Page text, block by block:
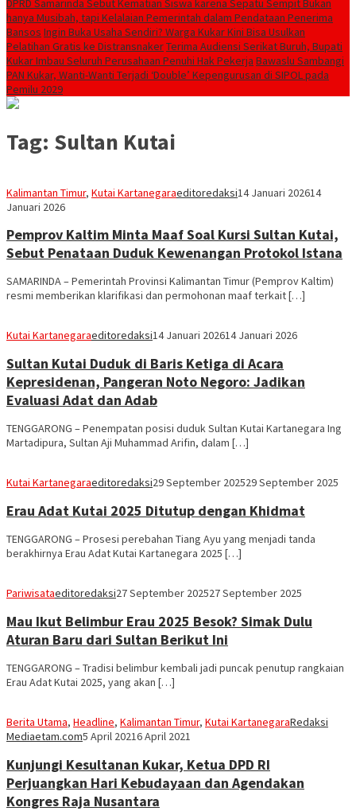
DPRD Samarinda Sebut Kematian Siswa karena Sepatu Sempit Bukan
hanya Musibah, tapi Kelalaian Pemerintah dalam Pendataan Penerima
Bansos Ingin Buka Usaha Sendiri? Warga Kukar Kini Bisa Usulkan
Pelatihan Gratis ke DistransnakerTerima Audiensi Serikat Buruh, Bupati
Kukar Imbau Seluruh Perusahaan Penuhi Hak Pekerja Bawaslu Sambangi
PAN Kukar, Wanti-Wanti Terjadi ‘Double’ Kepengurusan di SIPOL pada
Pemilu 2029
Tag: Sultan Kutai
Kalimantan Timur, Kutai Kartanegaraeditoredaksi14 Januari 202614
Januari 2026
Pemprov Kaltim Minta Maaf Soal Kursi Sultan Kutai,
Sebut Penataan Duduk Kewenangan Protokol Istana
SAMARINDA – Pemerintah Provinsi Kalimantan Timur (Pemprov Kaltim)
resmi memberikan klarifikasi dan permohonan maaf terkait […]
Kutai Kartanegaraeditoredaksi14 Januari 202614 Januari 2026
Sultan Kutai Duduk di Baris Ketiga di Acara
Kepresidenan, Pangeran Noto Negoro: Jadikan
Evaluasi Adat dan Adab
TENGGARONG – Penempatan posisi duduk Sultan Kutai Kartanegara Ing
Martadipura, Sultan Aji Muhammad Arifin, dalam […]
Kutai Kartanegaraeditoredaksi29 September 202529 September 2025
Erau Adat Kutai 2025 Ditutup dengan Khidmat
TENGGARONG – Prosesi perebahan Tiang Ayu yang menjadi tanda
berakhirnya Erau Adat Kutai Kartanegara 2025 […]
Pariwisataeditoredaksi27 September 202527 September 2025
Mau Ikut Belimbur Erau 2025 Besok? Simak Dulu
Aturan Baru dari Sultan Berikut Ini
TENGGARONG – Tradisi belimbur kembali jadi puncak penutup rangkaian
Erau Adat Kutai 2025, yang akan […]
Berita Utama, Headline, Kalimantan Timur, Kutai KartanegaraRedaksi
Mediaetam.com5 April 20216 April 2021
Kunjungi Kesultanan Kukar, Ketua DPD RI
Perjuangkan Hari Kebudayaan dan Agendakan
Kongres Raja Nusantara